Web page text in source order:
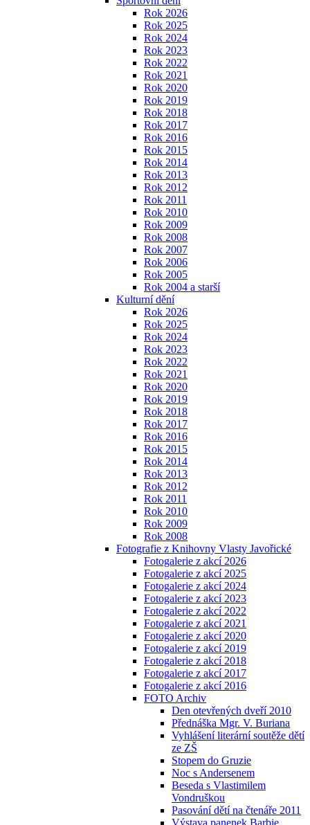
Rok 2026
Rok 2025
Rok 2024
Rok 2023
Rok 2022
Rok 2021
Rok 2020
Rok 2019
Rok 2018
Rok 2017
Rok 2016
Rok 2015
Rok 2014
Rok 2013
Rok 2012
Rok 2011
Rok 2010
Rok 2009
Rok 2008
Rok 2007
Rok 2006
Rok 2005
Rok 2004 a starší
Kulturní dění
Rok 2026
Rok 2025
Rok 2024
Rok 2023
Rok 2022
Rok 2021
Rok 2020
Rok 2019
Rok 2018
Rok 2017
Rok 2016
Rok 2015
Rok 2014
Rok 2013
Rok 2012
Rok 2011
Rok 2010
Rok 2009
Rok 2008
Fotografie z Knihovny Vlasty Javořické
Fotogalerie z akcí 2026
Fotogalerie z akcí 2025
Fotogalerie z akcí 2024
Fotogalerie z akcí 2023
Fotogalerie z akcí 2022
Fotogalerie z akcí 2021
Fotogalerie z akcí 2020
Fotogalerie z akcí 2019
Fotogalerie z akcí 2018
Fotogalerie z akcí 2017
Fotogalerie z akcí 2016
FOTO Archiv
Den otevřených dveří 2010
Přednáška Mgr. V. Buriana
Vyhlášení literární soutěže dětí
ze ZŠ
Stopem do Gruzie
Noc s Andersenem
Beseda s Vlastimilem
Vondruškou
Pasování dětí na čtenáře 2011
Výstava panenek Barbie